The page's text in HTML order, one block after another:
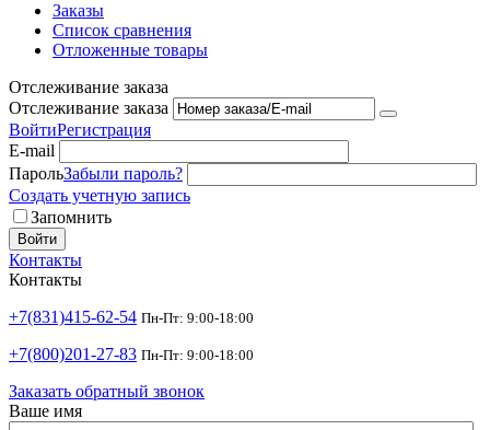
Заказы
Список сравнения
Отложенные товары
Отслеживание заказа
Отслеживание заказа
ВойтиРегистрация
E-mail
ПарольЗабыли пароль?
Создать учетную запись
Запомнить
Войти
Контакты
Контакты
+7(831)415-62-54 Пн-Пт: 9:00-18:00
+7(800)201-27-83 Пн-Пт: 9:00-18:00
Заказать обратный звонок
Ваше имя